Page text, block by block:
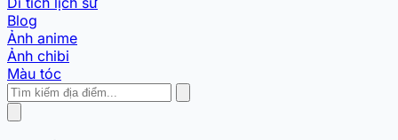
Blog
Ảnh anime
Ảnh chibi
Màu tóc